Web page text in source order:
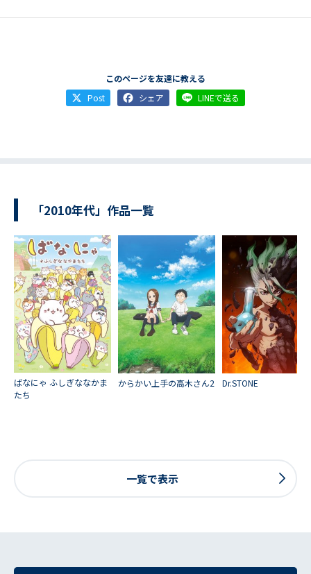
このページを友達に教える
Post
シェア LINEで送る
「2010年代」作品一覧
ばなにゃ ふしぎななかま
たち
からかい上手の高木さん2 Dr.STONE
一覧で表示